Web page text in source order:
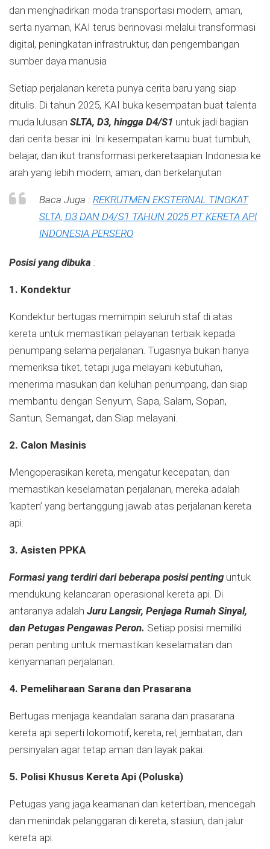
dan menghadirkan moda transportasi modern, aman,
serta nyaman, KAI terus berinovasi melalui transformasi
digital, peningkatan infrastruktur, dan pengembangan
sumber daya manusia
Setiap perjalanan kereta punya cerita baru yang siap
ditulis. Di tahun 2025, KAI buka kesempatan buat talenta
muda lulusan SLTA, D3, hingga D4/S1 untuk jadi bagian
dari cerita besar ini. Ini kesempatan kamu buat tumbuh,
belajar, dan ikut transformasi perkeretaapian Indonesia ke
arah yang lebih modern, aman, dan berkelanjutan
Baca Juga : REKRUTMEN EKSTERNAL TINGKAT
SLTA, D3 DAN D4/S1 TAHUN 2025 PT KERETA API
INDONESIA PERSERO
Posisi yang dibuka :
1. Kondektur
Kondektur bertugas memimpin seluruh staf di atas
kereta untuk memastikan pelayanan terbaik kepada
penumpang selama perjalanan. Tugasnya bukan hanya
memeriksa tiket, tetapi juga melayani kebutuhan,
menerima masukan dan keluhan penumpang, dan siap
membantu dengan Senyum, Sapa, Salam, Sopan,
Santun, Semangat, dan Siap melayani.
2. Calon Masinis
Mengoperasikan kereta, mengatur kecepatan, dan
memastikan keselamatan perjalanan, mereka adalah
‘kapten’ yang bertanggung jawab atas perjalanan kereta
api.
3. Asisten PPKA
Formasi yang terdiri dari beberapa posisi pentinguntuk
mendukung kelancaran operasional kereta api. Di
antaranya adalah Juru Langsir, Penjaga Rumah Sinyal,
dan Petugas Pengawas Peron. Setiap posisi memiliki
peran penting untuk memastikan keselamatan dan
kenyamanan perjalanan.
4. Pemeliharaan Sarana dan Prasarana
Bertugas menjaga keandalan sarana dan prasarana
kereta api seperti lokomotif, kereta, rel, jembatan, dan
persinyalan agar tetap aman dan layak pakai.
5. Polisi Khusus Kereta Api (Poluska)
Petugas yang jaga keamanan dan ketertiban, mencegah
dan menindak pelanggaran di kereta, stasiun, dan jalur
kereta api.